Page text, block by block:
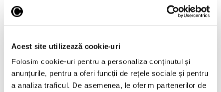
Acest site utilizează cookie-uri
Folosim cookie-uri pentru a personaliza conținutul și
anunțurile, pentru a oferi funcții de rețele sociale și pentru
a analiza traficul. De asemenea, le oferim partenerilor de